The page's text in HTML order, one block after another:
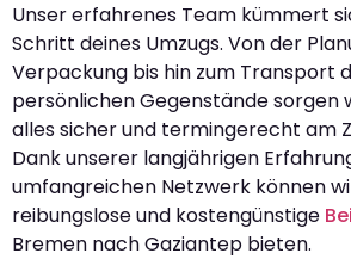
Unser erfahrenes Team kümmert
Schritt deines Umzugs. Von der
Verpackung bis hin zum Transport
persönlichen Gegenstände sorgen
alles sicher und termingerecht am
Dank unserer langjährigen
umfangreichen Netzwerk können
reibungslose und kostengünstige
Bremen nach Gaziantep bieten.